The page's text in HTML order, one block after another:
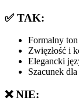
✅ TAK:
Formalny ton
Zwięzłość i
Elegancki
Szacunek
❌ NIE: